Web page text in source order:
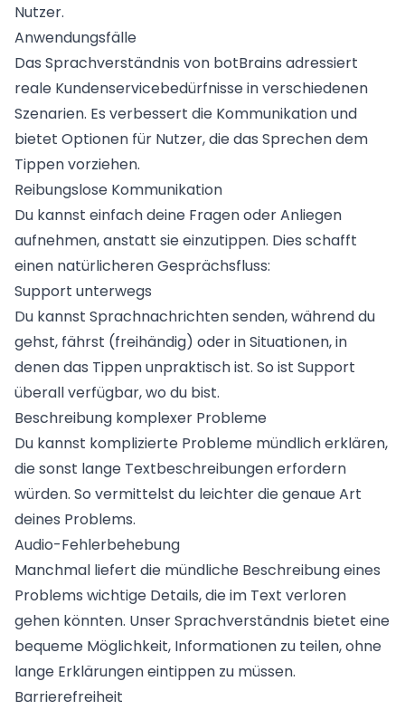
Nutzer.
Anwendungsfälle
Das Sprachverständnis von botBrains adressiert
reale Kundenservicebedürfnisse in verschiedenen
Szenarien. Es verbessert die Kommunikation und
bietet Optionen für Nutzer, die das Sprechen dem
Tippen vorziehen.
Reibungslose Kommunikation
Du kannst einfach deine Fragen oder Anliegen
aufnehmen, anstatt sie einzutippen. Dies schafft
einen natürlicheren Gesprächsfluss:
Support unterwegs
Du kannst Sprachnachrichten senden, während du
gehst, fährst (freihändig) oder in Situationen, in
denen das Tippen unpraktisch ist. So ist Support
überall verfügbar, wo du bist.
Beschreibung komplexer Probleme
Du kannst komplizierte Probleme mündlich erklären,
die sonst lange Textbeschreibungen erfordern
würden. So vermittelst du leichter die genaue Art
deines Problems.
Audio-Fehlerbehebung
Manchmal liefert die mündliche Beschreibung eines
Problems wichtige Details, die im Text verloren
gehen könnten. Unser Sprachverständnis bietet eine
bequeme Möglichkeit, Informationen zu teilen, ohne
lange Erklärungen eintippen zu müssen.
Barrierefreiheit